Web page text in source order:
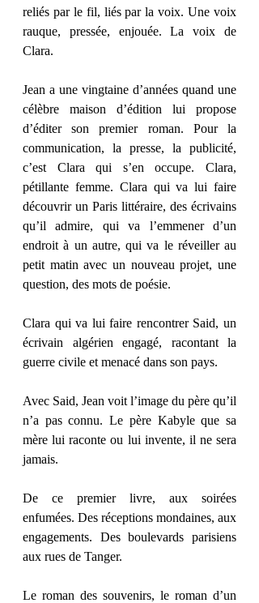
reliés par le fil, liés par la voix. Une voix
rauque, pressée, enjouée. La voix de
Clara.
Jean a une vingtaine d’années quand une
célèbre maison d’édition lui propose
d’éditer son premier roman. Pour la
communication, la presse, la publicité,
c’est Clara qui s’en occupe. Clara,
pétillante femme. Clara qui va lui faire
découvrir un Paris littéraire, des écrivains
qu’il admire, qui va l’emmener d’un
endroit à un autre, qui va le réveiller au
petit matin avec un nouveau projet, une
question, des mots de poésie.
Clara qui va lui faire rencontrer Said, un
écrivain algérien engagé, racontant la
guerre civile et menacé dans son pays.
Avec Said, Jean voit l’image du père qu’il
n’a pas connu. Le père Kabyle que sa
mère lui raconte ou lui invente, il ne sera
jamais.
De ce premier livre, aux soirées
enfumées. Des réceptions mondaines, aux
engagements. Des boulevards parisiens
aux rues de Tanger.
Le roman des souvenirs, le roman d’un